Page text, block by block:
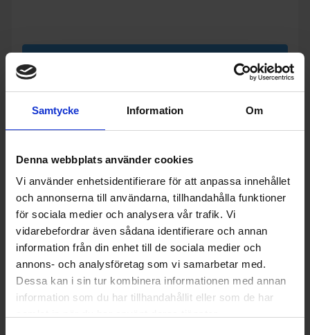
Samtycke Information Om
Denna webbplats använder cookies
Vi använder enhetsidentifierare för att anpassa innehållet
och annonserna till användarna, tillhandahålla funktioner
för sociala medier och analysera vår trafik. Vi
vidarebefordrar även sådana identifierare och annan
information från din enhet till de sociala medier och
annons- och analysföretag som vi samarbetar med.
Dessa kan i sin tur kombinera informationen med annan
information som du har tillhandahållit eller som de har